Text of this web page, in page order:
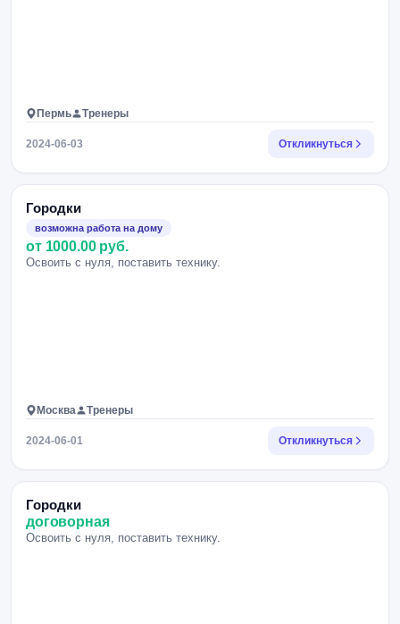
Пермь Тренеры
2024-06-03 Откликнуться
Городки
возможна работа на дому
от 1000.00 руб.
Освоить с нуля, поставить технику.
Москва Тренеры
2024-06-01 Откликнуться
Городки
договорная
Освоить с нуля, поставить технику.